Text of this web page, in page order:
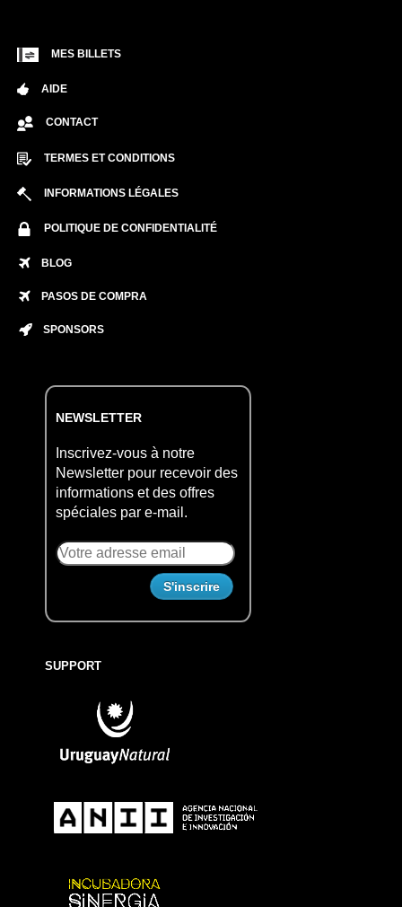
MES BILLETS
AIDE
CONTACT
TERMES ET CONDITIONS
INFORMATIONS LÉGALES
POLITIQUE DE CONFIDENTIALITÉ
BLOG
PASOS DE COMPRA
SPONSORS
NEWSLETTER
Inscrivez-vous à notre
Newsletter pour recevoir des
informations et des offres
spéciales par e-mail.
SUPPORT